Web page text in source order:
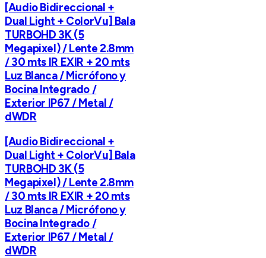
[Audio Bidireccional +
Dual Light + ColorVu] Bala
TURBOHD 3K (5
Megapixel) / Lente 2.8mm
/ 30 mts IR EXIR + 20 mts
Luz Blanca / Micrófono y
Bocina Integrado /
Exterior IP67 / Metal /
dWDR
[Audio Bidireccional +
Dual Light + ColorVu] Bala
TURBOHD 3K (5
Megapixel) / Lente 2.8mm
/ 30 mts IR EXIR + 20 mts
Luz Blanca / Micrófono y
Bocina Integrado /
Exterior IP67 / Metal /
dWDR